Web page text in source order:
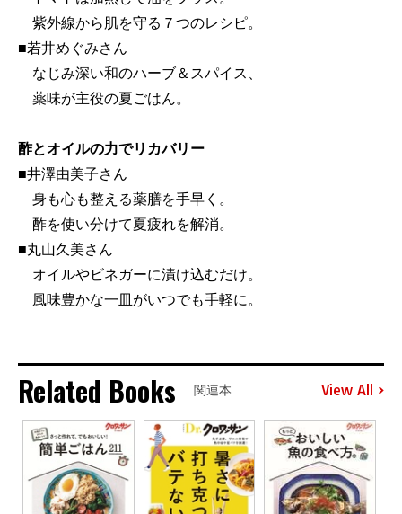
紫外線から肌を守る７つのレシピ。
■若井めぐみさん
なじみ深い和のハーブ＆スパイス、
薬味が主役の夏ごはん。
酢とオイルの力でリカバリー
■井澤由美子さん
身も心も整える薬膳を手早く。
酢を使い分けて夏疲れを解消。
■丸山久美さん
オイルやビネガーに漬け込むだけ。
風味豊かな一皿がいつでも手軽に。
Related Books 関連本 View All